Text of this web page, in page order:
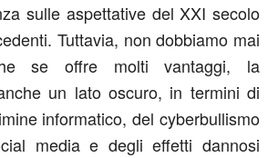
sulle aspettative del XXI secolo
Tuttavia, non dobbiamo mai
se offre molti vantaggi, la
un lato oscuro, in termini di
informatico, del cyberbullismo
media e degli effetti dannosi